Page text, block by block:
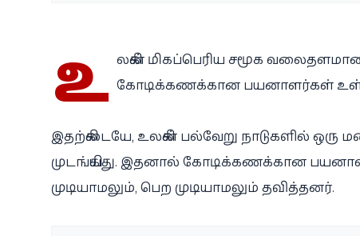
உ லகின் மிகப்பெரிய சமூக
கோடிக்கணக்கான பயனாளர்கள்
இதற்கிடையே, உலகின் பல்வேறு நாடுகளில்
முடங்கியது. இதனால் கோடிக்கணக்கான
முடியாமலும், பெற முடியாமலும் தவித்தனர்.